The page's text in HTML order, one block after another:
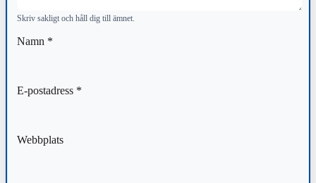
Skriv sakligt och håll dig till ämnet.
Namn *
E-postadress *
Webbplats